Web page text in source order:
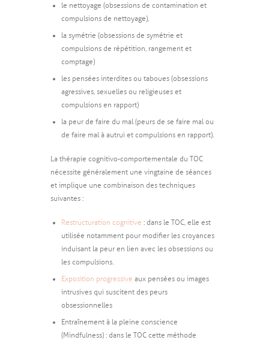
le nettoyage (obsessions de contamination et
compulsions de nettoyage),
la symétrie (obsessions de symétrie et
compulsions de répétition, rangement et
comptage)
les pensées interdites ou taboues (obsessions
agressives, sexuelles ou religieuses et
compulsions en rapport)
la peur de faire du mal (peurs de se faire mal ou
de faire mal à autrui et compulsions en rapport).
La thérapie cognitivo-comportementale du TOC
nécessite généralement une vingtaine de séances
et implique une combinaison des techniques
suivantes :
Restructuration cognitive : dans le TOC, elle est
utilisée notamment pour modifier les croyances
induisant la peur en lien avec les obsessions ou
les compulsions.
Exposition progressive aux pensées ou images
intrusives qui suscitent des peurs
obsessionnelles
Entraînement à la pleine conscience
(Mindfulness) : dans le TOC cette méthode